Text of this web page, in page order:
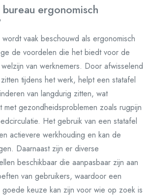
ergonomisch
vaak beschouwd als ergonomisch
de voordelen die het biedt voor de
van werknemers. Door afwisselend
tijdens het werk, helpt een statafel
van langdurig zitten, wat
gezondheidsproblemen zoals rugpijn
Het gebruik van een statafel
actievere werkhouding en kan de
Daarnaast zijn er diverse
beschikbaar die aanpasbaar zijn aan
van gebruikers, waardoor een
keuze kan zijn voor wie op zoek is